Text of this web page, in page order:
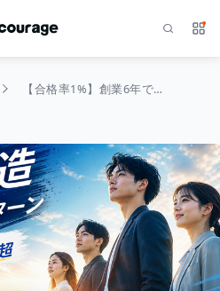
サ
【合格率1%】創業6年で9つの新規事業を創出｜20代事業家の輩出メソッドを体験する事業創造2daysインターン